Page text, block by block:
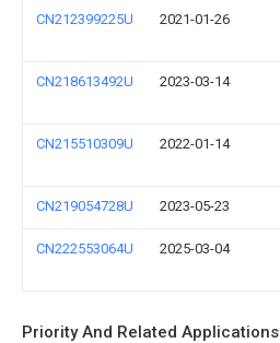
CN212399225U 2021-01-26
CN218613492U 2023-03-14
CN215510309U 2022-01-14
CN219054728U 2023-05-23
CN222553064U 2025-03-04
Priority And Related Applications